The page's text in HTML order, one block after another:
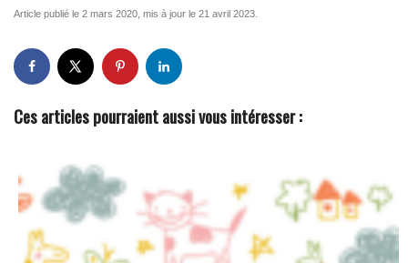
Article publié le 2 mars 2020, mis à jour le 21 avril 2023.
Ces articles pourraient aussi vous intéresser :